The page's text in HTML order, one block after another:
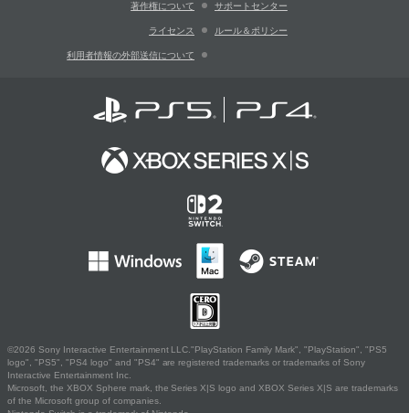
著作権について サポートセンター
ライセンス ルール＆ポリシー
利用者情報の外部送信について
©2026 Sony Interactive Entertainment LLC."PlayStation Family Mark", "PlayStation", "PS5
logo", "PS5", "PS4 logo" and "PS4" are registered trademarks or trademarks of Sony
Interactive Entertainment Inc.
Microsoft, the XBOX Sphere mark, the Series X|S logo and XBOX Series X|S are trademarks
of the Microsoft group of companies.